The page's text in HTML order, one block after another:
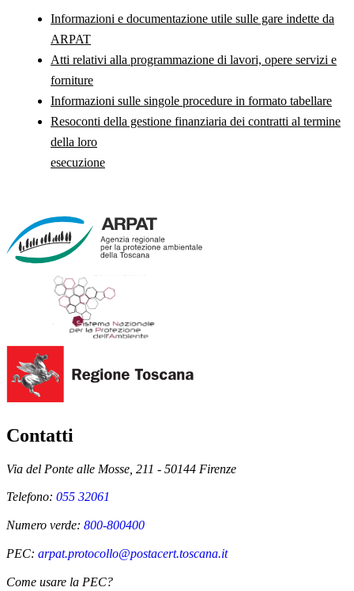
Informazioni e documentazione utile sulle gare indette da
ARPAT
Atti relativi alla programmazione di lavori, opere servizi e
forniture
Informazioni sulle singole procedure in formato tabellare
Resoconti della gestione finanziaria dei contratti al termine
della loro
esecuzione
Contatti
Via del Ponte alle Mosse, 211 - 50144 Firenze
Telefono: 055 32061
Numero verde: 800-800400
PEC: arpat.protocollo@postacert.toscana.it
Come usare la PEC?